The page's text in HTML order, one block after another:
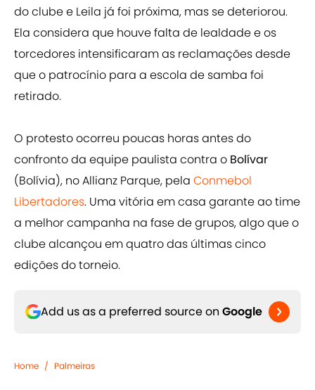
do clube e Leila já foi próxima, mas se deteriorou.
Ela considera que houve falta de lealdade e os
torcedores intensificaram as reclamações desde
que o patrocínio para a escola de samba foi
retirado.
O protesto ocorreu poucas horas antes do
confronto da equipe paulista contra o Bolívar
(Bolívia), no Allianz Parque, pela Conmebol
Libertadores. Uma vitória em casa garante ao time
a melhor campanha na fase de grupos, algo que o
clube alcançou em quatro das últimas cinco
edições do torneio.
Add us as a preferred source on Google
Home / Palmeiras